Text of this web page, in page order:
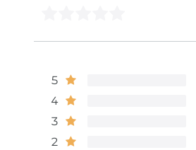
5
4
3
2